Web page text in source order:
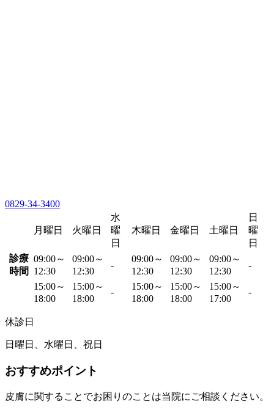
0829-34-3400
月曜日 火曜日
水
曜
日
木曜日 金曜日 土曜日
日
曜
日
診療
時間
09:00～
12:30
09:00～
12:30
-
09:00～
12:30
09:00～
12:30
09:00～
12:30
-
15:00～
18:00
15:00～
18:00
-
15:00～
18:00
15:00～
18:00
15:00～
17:00
-
休診日
日曜日、水曜日、祝日
おすすめポイント
皮膚に関することでお困りのことは当院にご相談ください。